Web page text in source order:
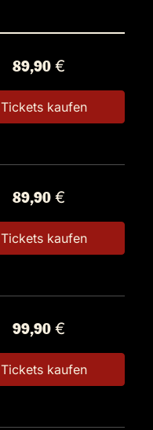
89,90 €
Tickets kaufen
89,90 €
Tickets kaufen
99,90 €
Tickets kaufen